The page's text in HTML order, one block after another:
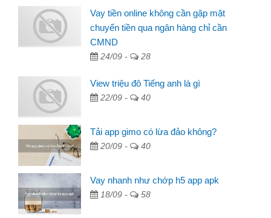
Vay tiền online không cần gặp mặt
chuyển tiền qua ngân hàng chỉ cần
CMND
24/09 - 28
View triệu đô Tiếng anh là gì
22/09 - 40
Tải app gimo có lừa đảo không?
20/09 - 40
Vay nhanh như chớp h5 app apk
18/09 - 58